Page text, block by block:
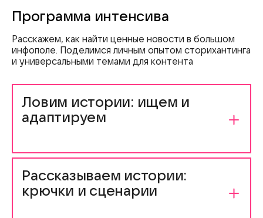
Программа интенсива
Расскажем, как найти ценные новости в большом
инфополе. Поделимся личным опытом сторихантинга
и универсальными темами для контента
Ловим истории: ищем и
адаптируем
Разберёмся, где искать инфоповоды и почему
нельзя писать о всех новостях сразу
Рассказываем истории:
крючки и сценарии